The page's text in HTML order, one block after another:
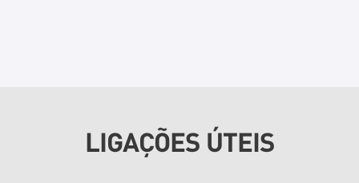
LIGAÇÕES ÚTEIS